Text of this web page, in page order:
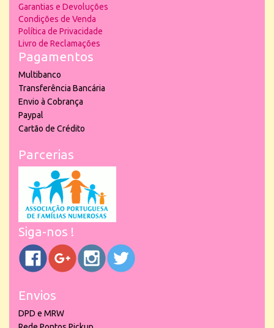
Garantias e Devoluções
Condições de Venda
Política de Privacidade
Livro de Reclamações
Pagamentos
Multibanco
Transferência Bancária
Envio à Cobrança
Paypal
Cartão de Crédito
Parcerias
Siga-nos !
Envios
DPD e MRW